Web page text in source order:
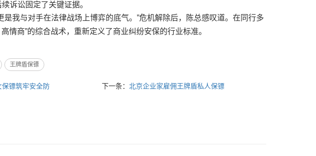
诉讼固定了关键证据。
是我与对手在法律战场上博弈的底气。”危机解除后，陈总感叹道。在同行多
情商”的综合战术，重新定义了商业纠纷安保的行业标准。
王牌盾保镖
镖筑牢安全防
下一条： 北京企业家雇佣王牌盾私人保镖